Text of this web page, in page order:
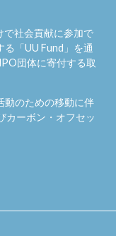
で社会貢献に参加で
る「UU Fund 」を通
団体に寄付する取
動のための移動に伴
カーボン・オフセッ